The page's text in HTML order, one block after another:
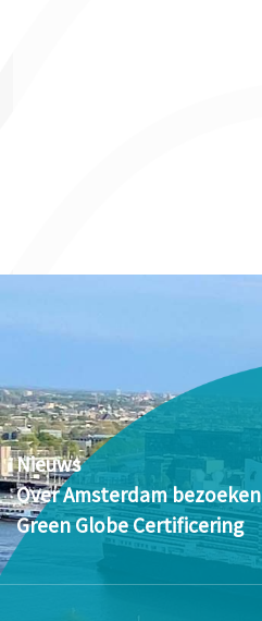
Nieuws
Over Amsterdam bezoeken
Green Globe Certificering